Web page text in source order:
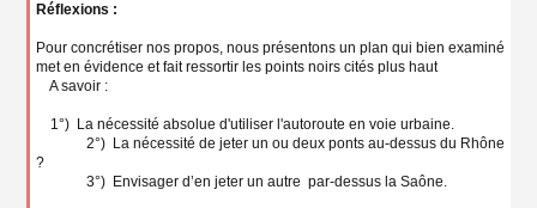
Réflexions :
Pour concrétiser nos propos, nous présentons un plan qui bien examiné
met en évidence et fait ressortir les points noirs cités plus haut
A savoir :
1°) La nécessité absolue d'utiliser l'autoroute en voie urbaine.
2°) La nécessité de jeter un ou deux ponts au-dessus du Rhône
?
3°) Envisager d’en jeter un autre par-dessus la Saône.